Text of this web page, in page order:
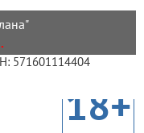
571601114404
18+